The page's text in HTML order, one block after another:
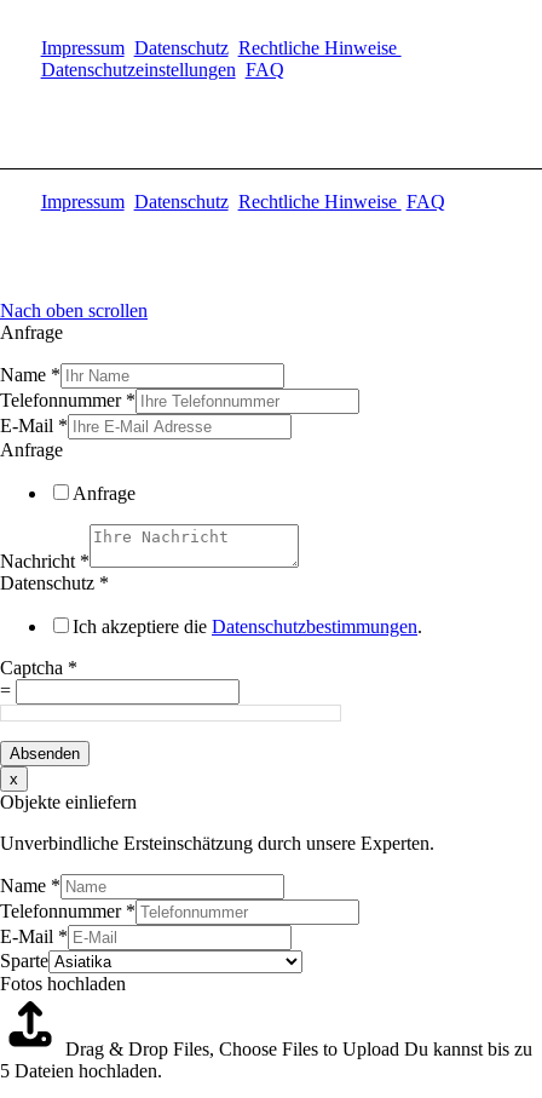
Impressum Datenschutz Rechtliche Hinweise
Datenschutzeinstellungen FAQ
Impressum Datenschutz Rechtliche Hinweise FAQ
Nach oben scrollen
Anfrage
Name *
Telefonnummer *
E-Mail *
Anfrage
Anfrage
Nachricht *
Datenschutz *
Ich akzeptiere die Datenschutzbestimmungen.
Captcha *
=
Absenden
x
Objekte einliefern
Unverbindliche Ersteinschätzung durch unsere Experten.
Name *
Telefonnummer *
E-Mail *
Sparte
Fotos hochladen
Drag & Drop Files, Choose Files to Upload Du kannst bis zu
5 Dateien hochladen.